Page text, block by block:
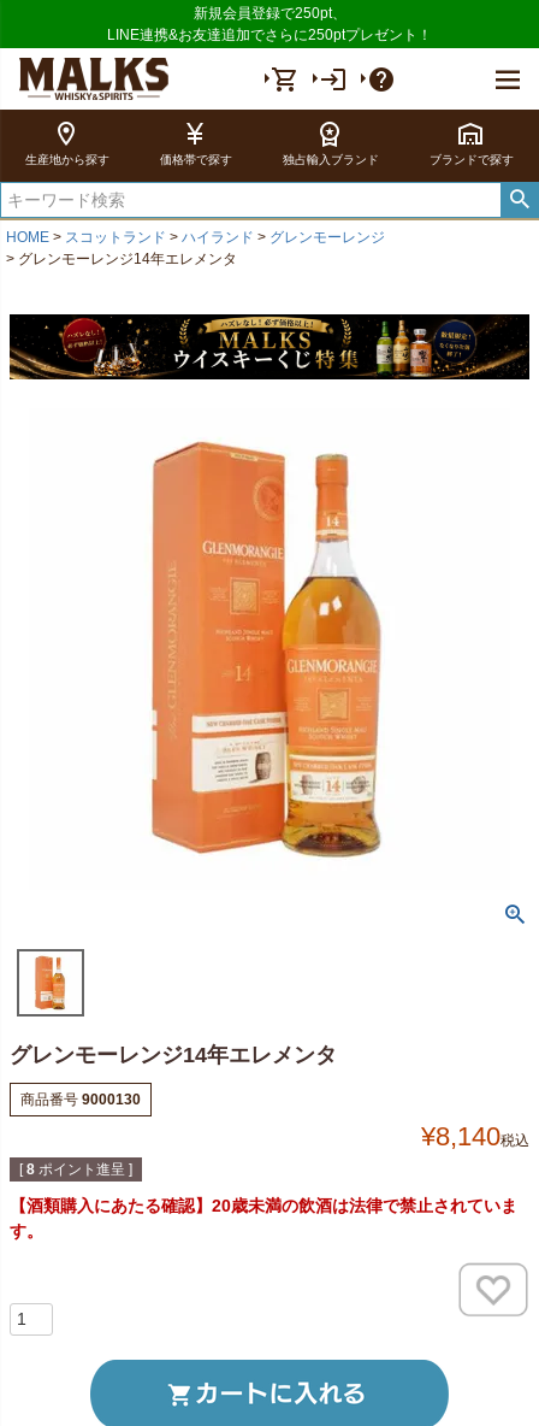
新規会員登録で250pt、
LINE連携&お友達追加でさらに250ptプレゼント！
shopping_cart login
help
location_on
生産地から探す
currency_yen
価格帯で探す
workspace_premium
独占輸入ブランド
warehouse
ブランドで探す
HOME スコットランド ハイランド
グレンモーレンジ
グレンモーレンジ14年エレメンタ
グレンモーレンジ14年エレメンタ
商品番号 9000130
¥8,140税込
[ 8 ポイント進呈 ]
【酒類購入にあたる確認】20歳未満の飲酒は法律で禁止されていま
す。